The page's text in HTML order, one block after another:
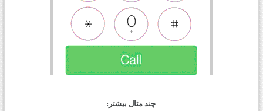
چند مثال بیشتر: